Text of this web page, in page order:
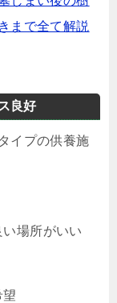
まで全て解説
良好
イプの供養施
場所がいい